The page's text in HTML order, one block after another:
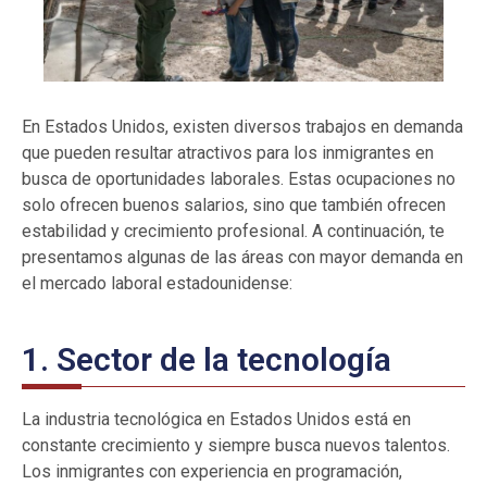
En Estados Unidos, existen diversos trabajos en demanda
que pueden resultar atractivos para los inmigrantes en
busca de oportunidades laborales. Estas ocupaciones no
solo ofrecen buenos salarios, sino que también ofrecen
estabilidad y crecimiento profesional. A continuación, te
presentamos algunas de las áreas con mayor demanda en
el mercado laboral estadounidense:
1. Sector de la tecnología
La industria tecnológica en Estados Unidos está en
constante crecimiento y siempre busca nuevos talentos.
Los inmigrantes con experiencia en programación,